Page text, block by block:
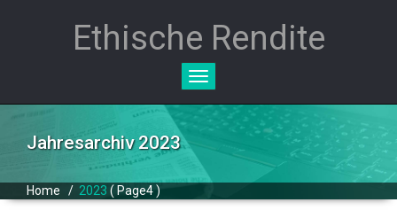
Ethische Rendite
Toggle
Jahresarchiv 2023
Home / 2023 ( Page4 )